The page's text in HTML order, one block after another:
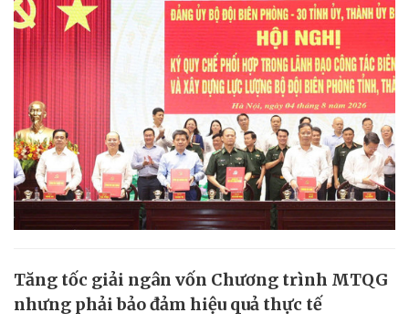
Tăng tốc giải ngân vốn Chương trình MTQG
nhưng phải bảo đảm hiệu quả thực tế